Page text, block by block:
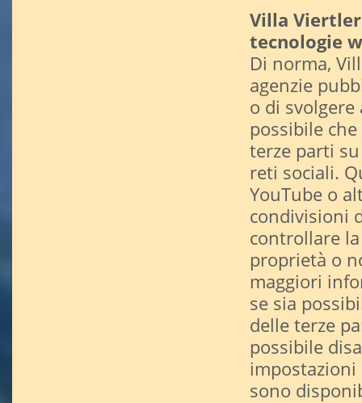
Villa Viertler
tecnologie
Di norma,
agenzie
o di
possibile
terze parti
reti sociali.
YouTube o
condivisioni
controllare
proprietà o
maggiori
se sia
delle terze
possibile
sono